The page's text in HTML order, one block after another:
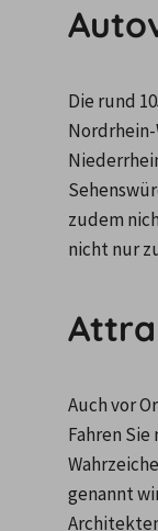
Die rund
zudem
nicht nur
Auch vor
Fahren
genannt